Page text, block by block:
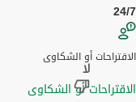
24/7
الاقتراحات أو الشكاوى
الاقتراحات أو الشكاوى